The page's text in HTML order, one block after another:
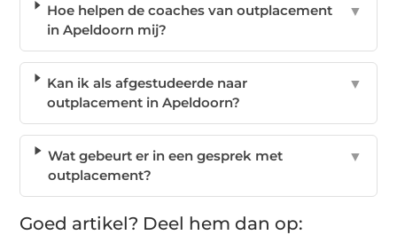
Hoe helpen de coaches van outplacement
in Apeldoorn mij?
▼
Kan ik als afgestudeerde naar
outplacement in Apeldoorn?
▼
Wat gebeurt er in een gesprek met
outplacement?
▼
Goed artikel? Deel hem dan op: